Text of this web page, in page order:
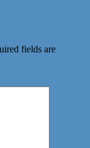
fields are